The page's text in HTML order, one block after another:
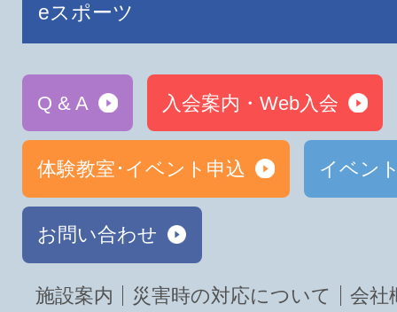
eスポーツ
Q & A 入会案内・Web入会
体験教室･イベント申込 イベン
お問い合わせ
施設案内 災害時の対応について
会社